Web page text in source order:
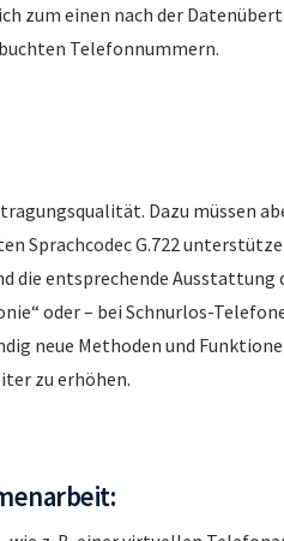
zum einen nach der
Telefonnummern.
Dazu müssen
Sprachcodec G.722
die entsprechende Ausstattung
oder – bei Schnurlos-
neue Methoden und
zu erhöhen.